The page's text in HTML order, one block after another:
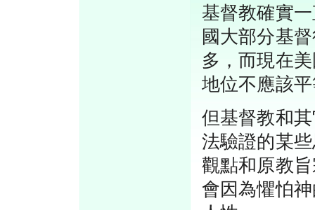
基督教確實
國大部分基
多，而現在
地位不應該
但基督教和
法驗證的某
觀點和原教
會因為懼怕